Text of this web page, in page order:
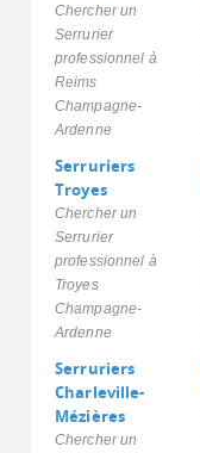
Chercher un
Serrurier
professionnel à
Reims
Champagne-
Ardenne
Serruriers
Troyes
Chercher un
Serrurier
professionnel à
Troyes
Champagne-
Ardenne
Serruriers
Charleville-
Mézières
Chercher un